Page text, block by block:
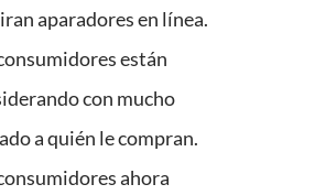
aparadores en línea.
están
con mucho
a quién le compran.
ahora